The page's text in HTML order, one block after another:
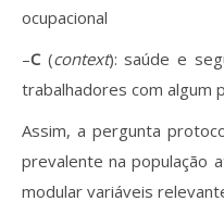
ocupacional
–C(context): saúde e
trabalhadores com algum
Assim, a pergunta
prevalente na população
modular variáveis